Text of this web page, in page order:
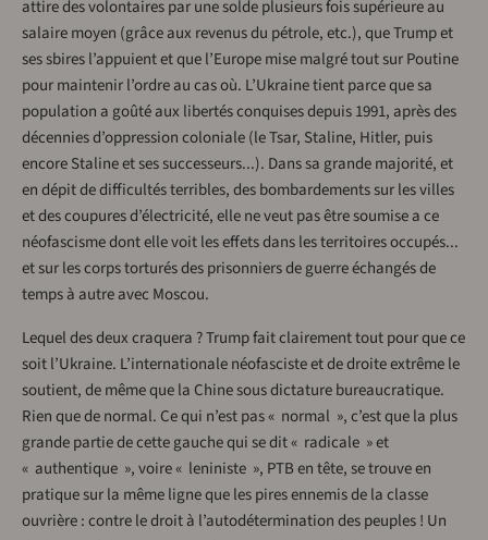
attire des volontaires par une solde plusieurs fois supérieure au
salaire moyen (grâce aux revenus du pétrole, etc.), que Trump et
ses sbires l’appuient et que l’Europe mise malgré tout sur Poutine
pour maintenir l’ordre au cas où. L’Ukraine tient parce que sa
population a goûté aux libertés conquises depuis 1991, après des
décennies d’oppression coloniale (le Tsar, Staline, Hitler, puis
encore Staline et ses successeurs...). Dans sa grande majorité, et
en dépit de difficultés terribles, des bombardements sur les villes
et des coupures d’électricité, elle ne veut pas être soumise a ce
néofascisme dont elle voit les effets dans les territoires occupés...
et sur les corps torturés des prisonniers de guerre échangés de
temps à autre avec Moscou.
Lequel des deux craquera ? Trump fait clairement tout pour que ce
soit l’Ukraine. L’internationale néofasciste et de droite extrême le
soutient, de même que la Chine sous dictature bureaucratique.
Rien que de normal. Ce qui n’est pas « normal », c’est que la plus
grande partie de cette gauche qui se dit « radicale » et
« authentique », voire « leniniste », PTB en tête, se trouve en
pratique sur la même ligne que les pires ennemis de la classe
ouvrière : contre le droit à l’autodétermination des peuples ! Un